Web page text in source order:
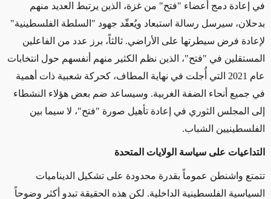
في إعادة دمج أعضاء "فتح" من غزة، الذين يرتبط العديد منهم
بدحلان، سيرسل رسالة استبعاد ويُعقّد جهود "السلطة الفلسطينية"
لإعادة فرض سيطرتها على الأراضي. ثالثاً، برز عدد من الفاعلين
المستقلين في "فتح"، الذين نظم الكثير منهم أنفسهم حول انتخابات
عام 2021 التي أُجلت في نهاية المطاف، كحركة شعبية ذات أهمية
في جميع أنحاء الضفة الغربية. وسيساعد ضم بعض هؤلاء النشطاء
إلى المجلس الثوري في إعادة تأهيل صورة "فتح"، لا سيما بين
الفلسطينيين الشباب.
التداعيات على سياسة الولايات المتحدة
تتمتع واشنطن عموماً بقدرة محدودة على تشكيل الديناميات
السياسية الفلسطينية الداخلية. لكن هذه الحقيقة تبدو أكثر وضوحاً